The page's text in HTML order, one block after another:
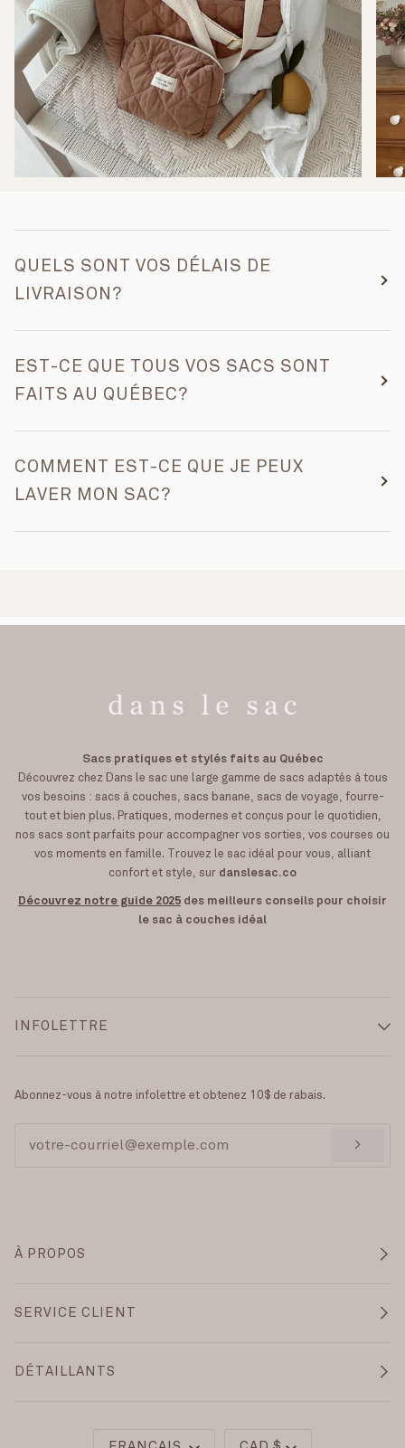
QUELS SONT VOS DÉLAIS DE
LIVRAISON?
EST-CE QUE TOUS VOS SACS SONT
FAITS AU QUÉBEC?
COMMENT EST-CE QUE JE PEUX
LAVER MON SAC?
Sacs pratiques et stylés faits au Québec
Découvrez chez Dans le sac une large gamme de sacs adaptés à tous
vos besoins : sacs à couches, sacs banane, sacs de voyage, fourre-
tout et bien plus. Pratiques, modernes et conçus pour le quotidien,
nos sacs sont parfaits pour accompagner vos sorties, vos courses ou
vos moments en famille. Trouvez le sac idéal pour vous, alliant
confort et style, sur danslesac.co
Découvrez notre guide 2025 des meilleurs conseils pour choisir
le sac à couches idéal
INFOLETTRE
Abonnez-vous à notre infolettre et obtenez 10$ de rabais.
>
À PROPOS
SERVICE CLIENT
DÉTAILLANTS